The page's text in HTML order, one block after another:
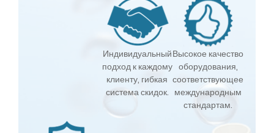
Индивидуальный
подход к каждому
клиенту, гибкая
система скидок.
Высокое качество
оборудования,
соответствующее
международным
стандартам.